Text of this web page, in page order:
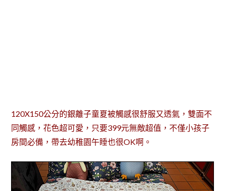
120X150公分的銀離子童夏被觸感很舒服又透氣，雙面不
同觸感，花色超可愛，只要399元無敵超值，不僅小孩子
房間必備，帶去幼稚園午睡也很OK啊。